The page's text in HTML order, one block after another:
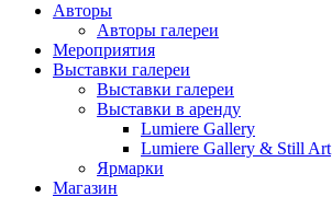
Авторы
Авторы галереи
Мероприятия
Выставки галереи
Выставки галереи
Выставки в аренду
Lumiere Gallery
Lumiere Gallery & Still Art
Ярмарки
Магазин